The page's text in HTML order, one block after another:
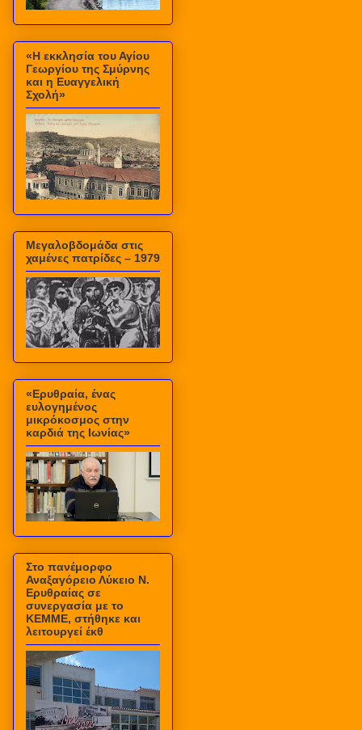
«Η εκκλησία του Αγίου
Γεωργίου της Σμύρνης
και η Ευαγγελική
Σχολή»
Μεγαλοβδομάδα στις
χαμένες πατρίδες – 1979
«Ερυθραία, ένας
ευλογημένος
μικρόκοσμος στην
καρδιά της Ιωνίας»
Στο πανέμορφο
Αναξαγόρειο Λύκειο Ν.
Ερυθραίας σε
συνεργασία με το
ΚΕΜΜΕ, στήθηκε και
λειτουργεί έκθ